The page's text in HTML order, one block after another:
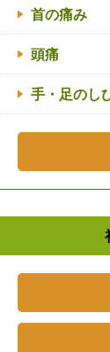
首の痛み
頭痛
手・足のし